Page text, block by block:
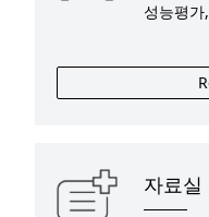
성능평
자료실